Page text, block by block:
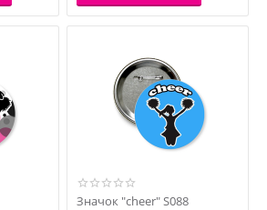
Значок "cheer" S088